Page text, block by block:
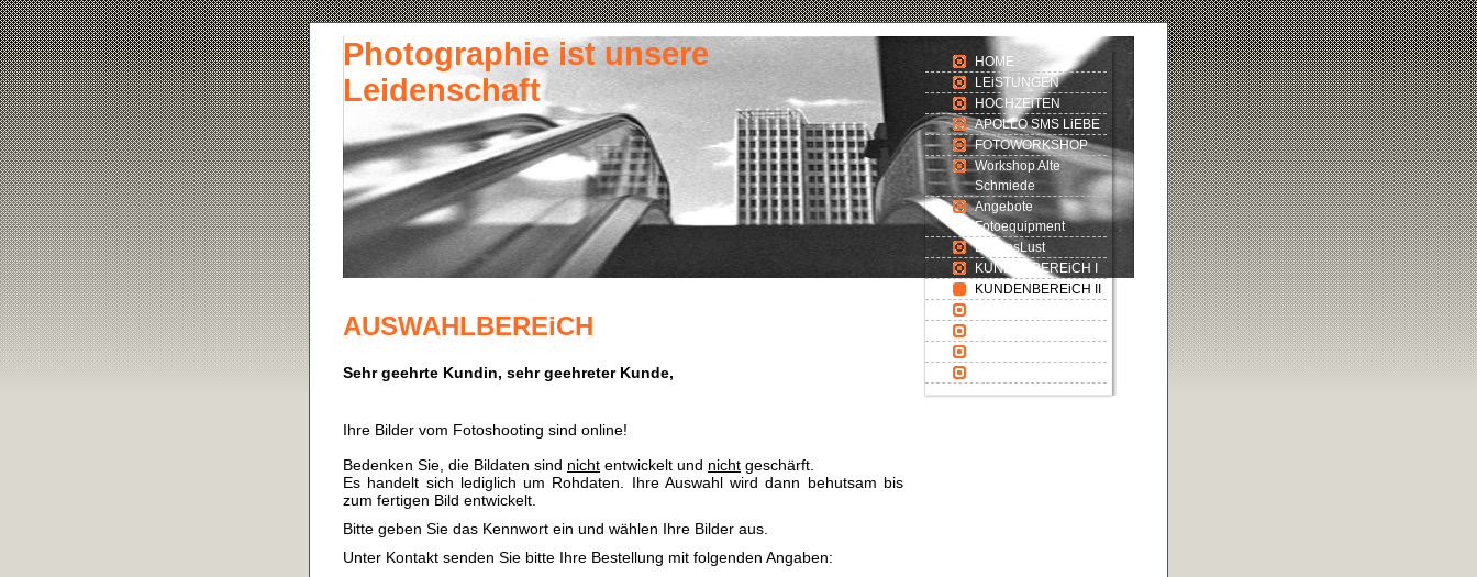
Photographie ist unsere
Leidenschaft
AUSWAHLBEREiCH
Sehr geehrte Kundin, sehr geehreter Kunde,
Ihre Bilder vom Fotoshooting sind online!
Bedenken Sie, die Bildaten sind nicht entwickelt und nicht geschärft.
Es handelt sich lediglich um Rohdaten. Ihre Auswahl wird dann behutsam bis
zum fertigen Bild entwickelt.
Bitte geben Sie das Kennwort ein und wählen Ihre Bilder aus.
Unter Kontakt senden Sie bitte Ihre Bestellung mit folgenden Angaben:
HOME
LEiSTUNGEN
HOCHZEiTEN
APOLLO SMS LiEBE
FOTOWORKSHOP
Workshop Alte
Schmiede
Angebote
Fotoequipment
LebensLust
KUNDENBEREiCH I
KUNDENBEREiCH II